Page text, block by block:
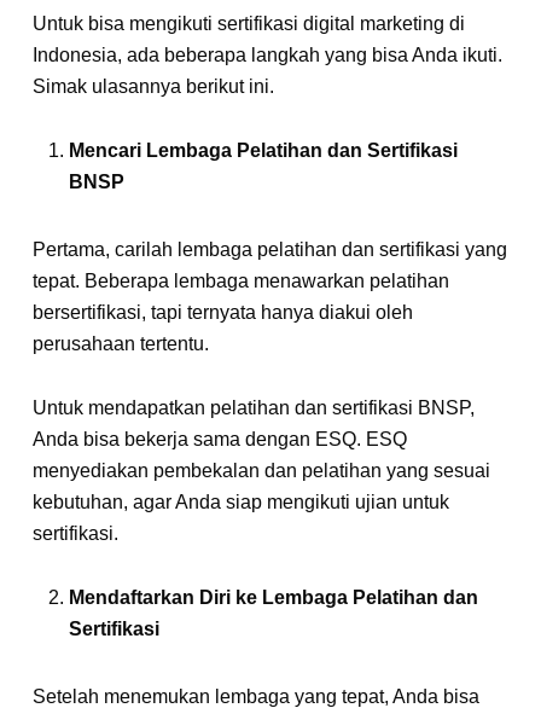
Untuk bisa mengikuti sertifikasi digital marketing di
Indonesia, ada beberapa langkah yang bisa Anda ikuti.
Simak ulasannya berikut ini.
Mencari Lembaga Pelatihan dan Sertifikasi
BNSP
Pertama, carilah lembaga pelatihan dan sertifikasi yang
tepat. Beberapa lembaga menawarkan pelatihan
bersertifikasi, tapi ternyata hanya diakui oleh
perusahaan tertentu.
Untuk mendapatkan pelatihan dan sertifikasi BNSP,
Anda bisa bekerja sama dengan ESQ. ESQ
menyediakan pembekalan dan pelatihan yang sesuai
kebutuhan, agar Anda siap mengikuti ujian untuk
sertifikasi.
Mendaftarkan Diri ke Lembaga Pelatihan dan
Sertifikasi
Setelah menemukan lembaga yang tepat, Anda bisa